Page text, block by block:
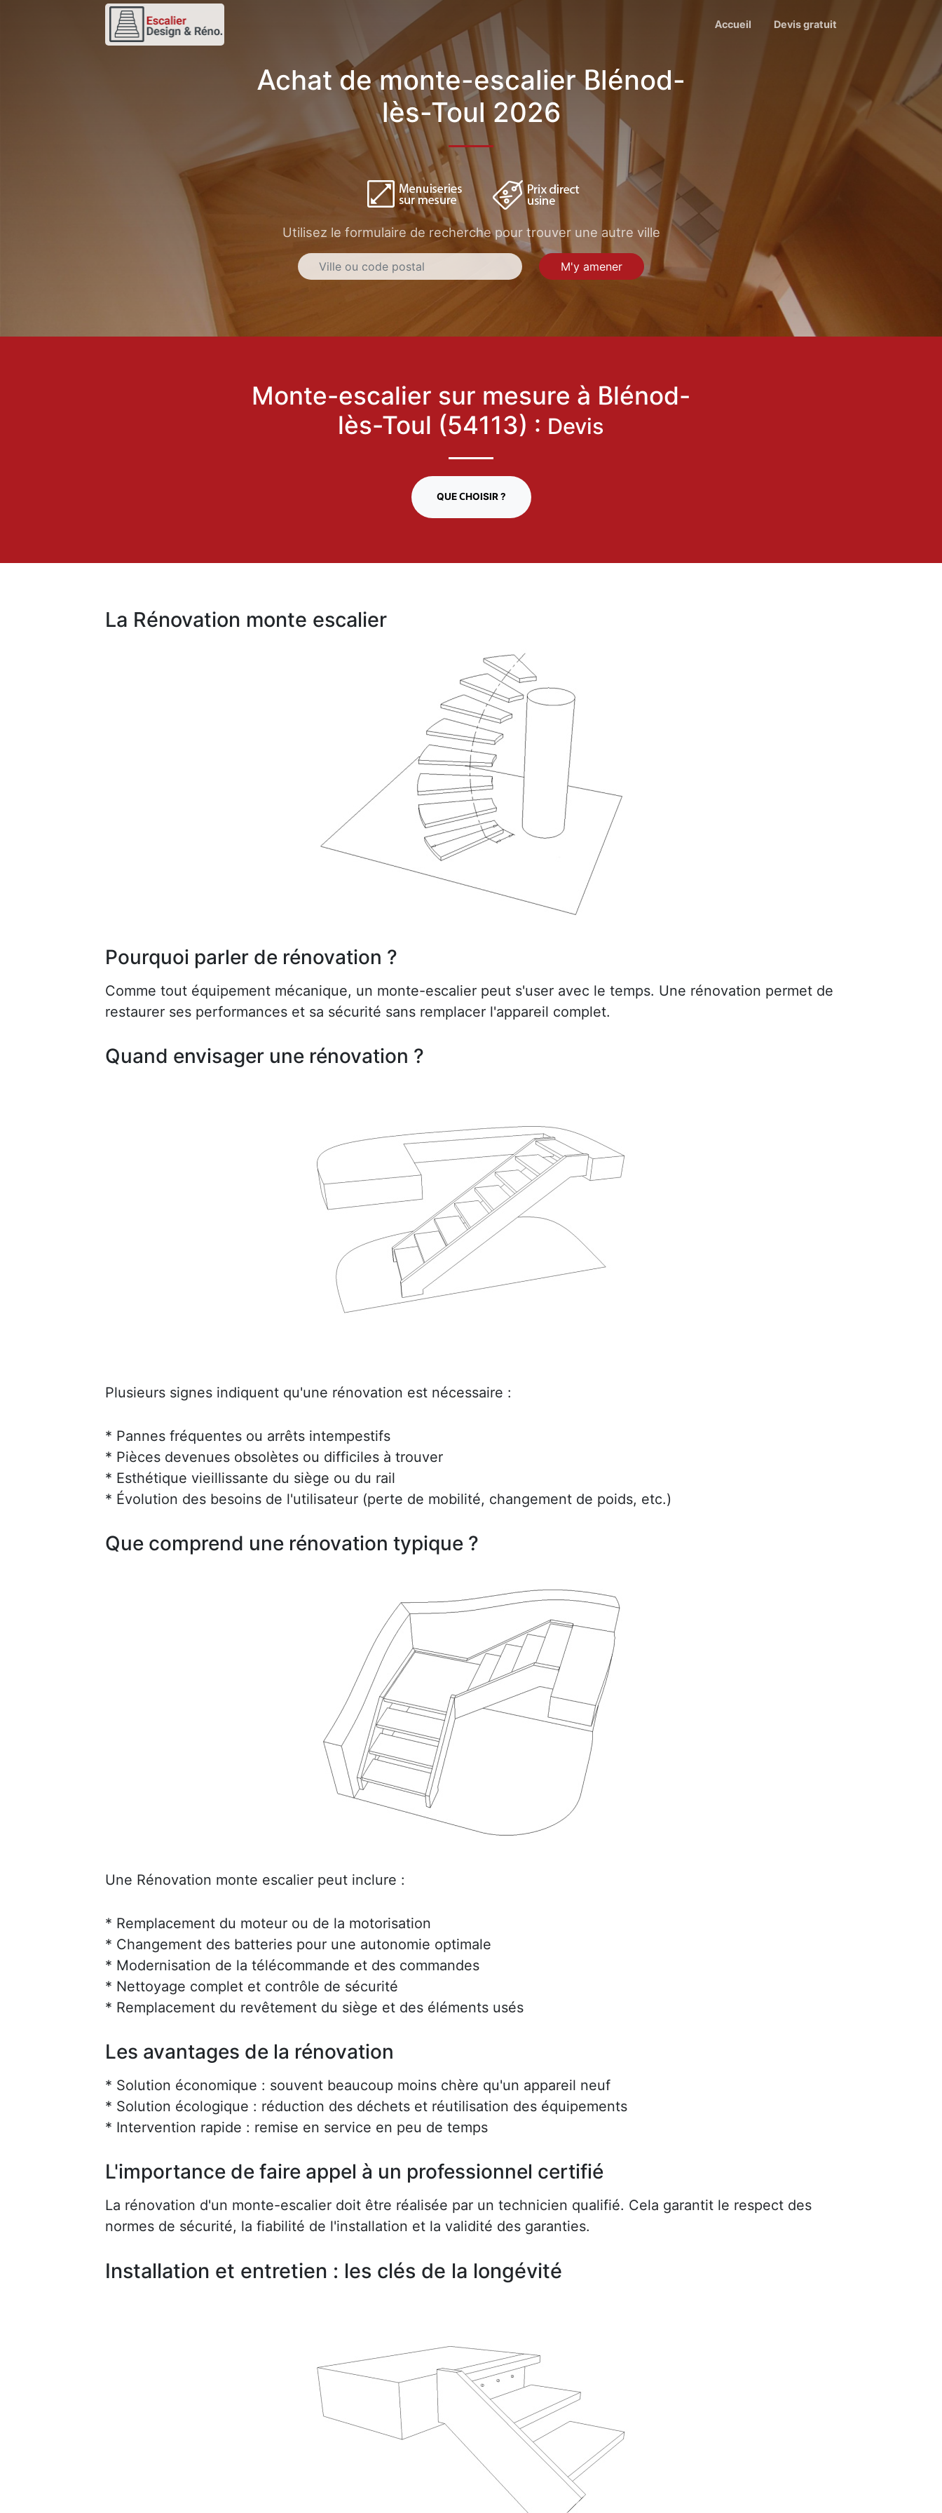
Accueil Devis gratuit
Achat de monte-escalier Blénod-
lès-Toul 2026
Utilisez le formulaire de recherche pour trouver une autre ville
M'y amener
Monte-escalier sur mesure à Blénod-
lès-Toul (54113) : Devis
QUE CHOISIR ?
La Rénovation monte escalier
Pourquoi parler de rénovation ?
Comme tout équipement mécanique, un monte-escalier peut s'user avec le temps. Une rénovation permet de
restaurer ses performances et sa sécurité sans remplacer l'appareil complet.
Quand envisager une rénovation ?
Plusieurs signes indiquent qu'une rénovation est nécessaire :
* Pannes fréquentes ou arrêts intempestifs
* Pièces devenues obsolètes ou difficiles à trouver
* Esthétique vieillissante du siège ou du rail
* Évolution des besoins de l'utilisateur (perte de mobilité, changement de poids, etc.)
Que comprend une rénovation typique ?
Une Rénovation monte escalier peut inclure :
* Remplacement du moteur ou de la motorisation
* Changement des batteries pour une autonomie optimale
* Modernisation de la télécommande et des commandes
* Nettoyage complet et contrôle de sécurité
* Remplacement du revêtement du siège et des éléments usés
Les avantages de la rénovation
* Solution économique : souvent beaucoup moins chère qu'un appareil neuf
* Solution écologique : réduction des déchets et réutilisation des équipements
* Intervention rapide : remise en service en peu de temps
L'importance de faire appel à un professionnel certifié
La rénovation d'un monte-escalier doit être réalisée par un technicien qualifié. Cela garantit le respect des
normes de sécurité, la fiabilité de l'installation et la validité des garanties.
Installation et entretien : les clés de la longévité